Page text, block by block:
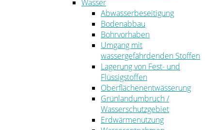
Wasser
Abwasserbeseitigung
Bodenabbau
Bohrvorhaben
Umgang mit
wassergefährdenden Stoffen
Lagerung von Fest- und
Flüssigstoffen
Oberflächenentwässerung
Grünlandumbruch /
Wasserschutzgebiet
Erdwärmenutzung